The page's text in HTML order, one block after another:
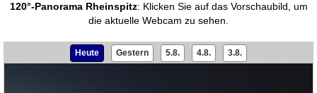
120°-Panorama Rheinspitz: Klicken Sie auf das Vorschaubild, um
die aktuelle Webcam zu sehen.
Heute Gestern 5.8. 4.8. 3.8.